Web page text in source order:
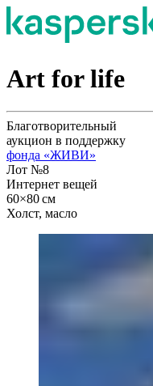
Art for life
Благотворительный
аукцион в поддержку
фонда «ЖИВИ»
Лот №8
Интернет вещей
60×80 см
Холст, масло